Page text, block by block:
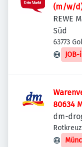
(m/w/
REWE
Süd
63773
80634
dm-